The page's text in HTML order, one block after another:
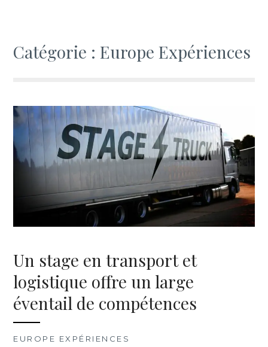
Catégorie :Europe Expériences
Un stage en transport et
logistique offre un large
éventail de compétences
EUROPE EXPÉRIENCES